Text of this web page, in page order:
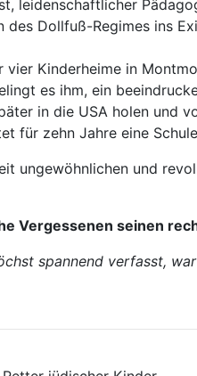
leidenschaftlicher
des Dollfuß-Regimes ins
Kinderheime in
es ihm, ein
in die USA holen und
für zehn Jahre eine
ungewöhnlichen und
Vergessenen seinen
spannend verfasst,